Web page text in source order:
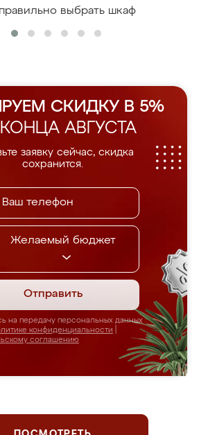
выбрать шкаф
СКИДКУ В 5%
АВГУСТА
заявку сейчас, скидка
сохранится.
Желаемый бюджет
Отправить
на передачу персональных данных
конфиденциальности
соглашению